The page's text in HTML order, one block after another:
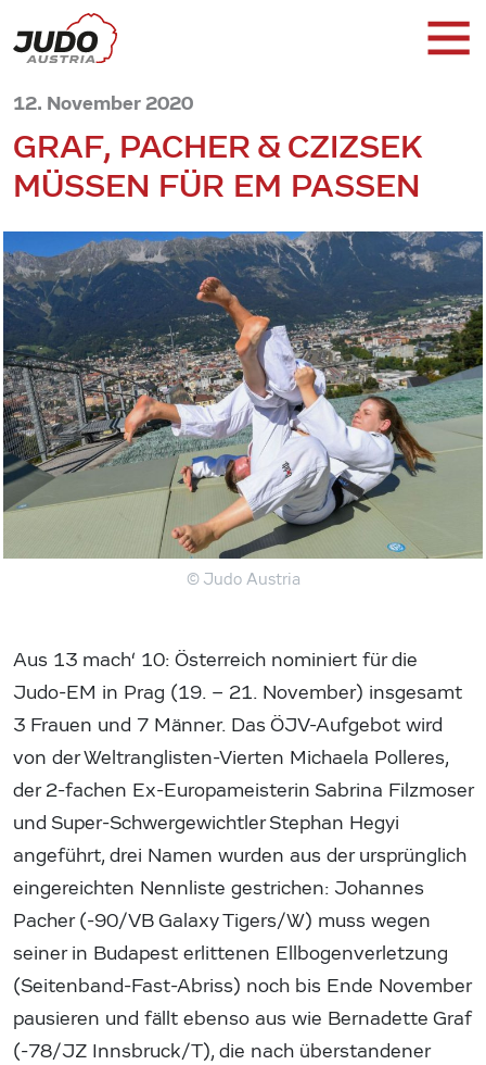
12. November 2020
GRAF, PACHER & CZIZSEK
MÜSSEN FÜR EM PASSEN
© Judo Austria
Aus 13 mach‘ 10: Österreich nominiert für die
Judo-EM in Prag (19. – 21. November) insgesamt
3 Frauen und 7 Männer. Das ÖJV-Aufgebot wird
von der Weltranglisten-Vierten Michaela Polleres,
der 2-fachen Ex-Europameisterin Sabrina Filzmoser
und Super-Schwergewichtler Stephan Hegyi
angeführt, drei Namen wurden aus der ursprünglich
eingereichten Nennliste gestrichen: Johannes
Pacher (-90/VB Galaxy Tigers/W) muss wegen
seiner in Budapest erlittenen Ellbogenverletzung
(Seitenband-Fast-Abriss) noch bis Ende November
pausieren und fällt ebenso aus wie Bernadette Graf
(-78/JZ Innsbruck/T), die nach überstandener